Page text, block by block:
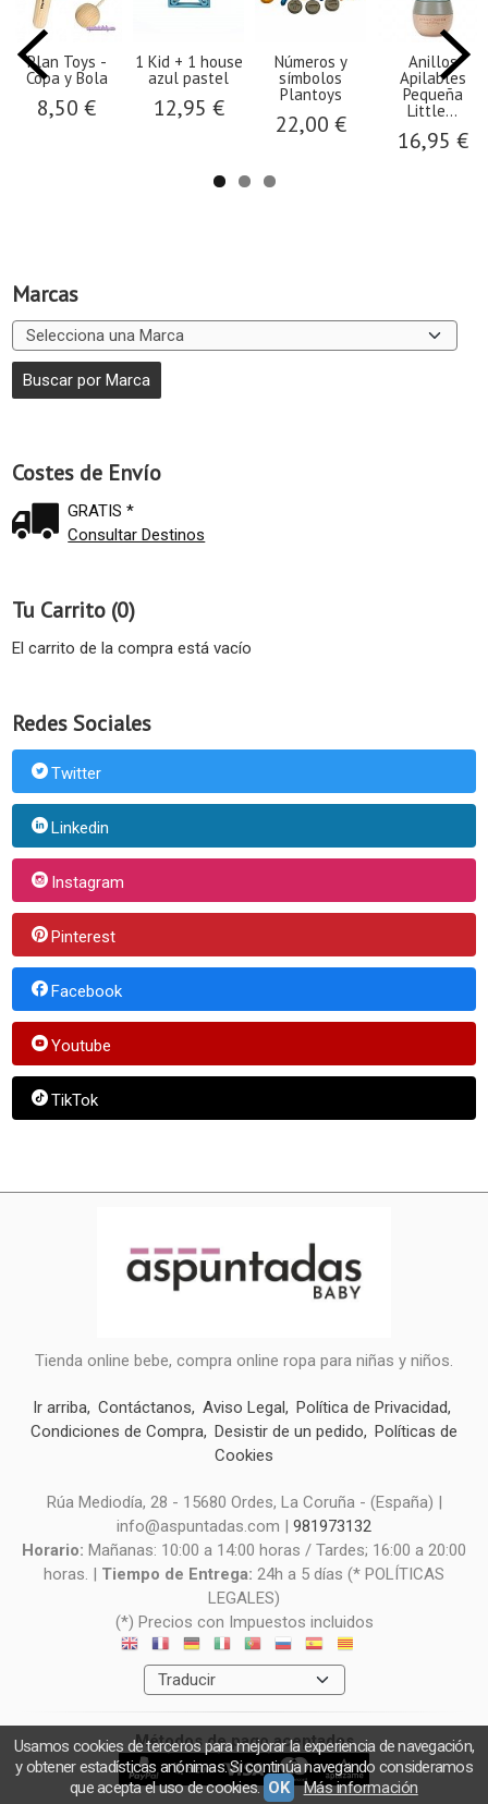
Marcas
Costes de Envío
GRATIS *
Consultar Destinos
Tu Carrito (0)
El carrito de la compra está vacío
Redes Sociales
Twitter
Linkedin
Instagram
Pinterest
Facebook
Youtube
TikTok
Plan Toys -
Copa y Bola
8,50 €
1 Kid + 1 house
azul pastel
12,95 €
Números y
símbolos
Plantoys
22,00 €
Anillos
Apilables
Pequeña
Little...
16,95 €
Tienda online bebe, compra online ropa para niñas y niños.
Ir arriba Contáctanos Aviso Legal
Política de Privacidad
Condiciones de Compra Desistir de un pedido
Políticas de
Cookies
Rúa Mediodía, 28 - 15680 Ordes, La Coruña - (España) |
info@aspuntadas.com | 981973132
Horario: Mañanas: 10:00 a 14:00 horas / Tardes; 16:00 a 20:00
horas. | Tiempo de Entrega: 24h a 5 días (* POLÍTICAS
LEGALES)
(*) Precios con Impuestos incluidos
Métodos de pago aceptados
Usamos cookies de terceros para mejorar la experiencia de navegación,
y obtener estadísticas anónimas. Si continúa navegando consideramos
que acepta el uso de cookies. OK Más información